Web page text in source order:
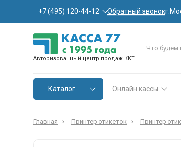
+7 (495) 120-44-12 Обратный звонок
Авторизованный центр продаж ККТ
Каталог Онлайн кассы
Главная Принтер этикеток Принтер